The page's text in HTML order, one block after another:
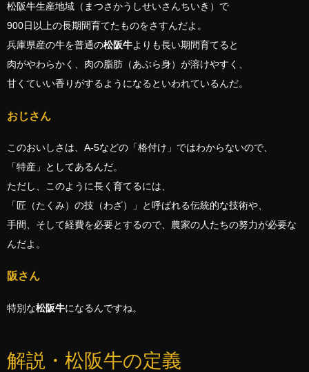
松阪牛生産地域（まつさかうしせいさんちいき）で
900日以上の長期間育てたものをさすんだよ。
兵庫県産の牛を普通の松阪牛よりも長い期間育てると
肉がやわらかく、肉の脂肪（あぶら身）が溶けやすく、
甘くていい香りがするようになるといわれているんだ。
おじさん
このおいしさは、A-5などの「格付け」ではわからないので、
「特産」としてあるんだ。
ただし、このように長く育てるには、
「匠（たくみ）の技（わざ）」と呼ばれる伝統的な技術や、
手間、そして経費を必要とするので、農家の人たちの努力が必要な
んだよ。
阪さん
特別な松阪牛になるんですね。
解説・松阪牛の定義